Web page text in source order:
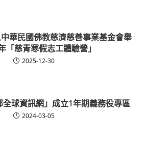
中華民國佛教慈濟慈善事業基金會舉
「慈青寒假志工體驗營」
2025-12-30
球資訊網」成立1年期義務役專區
2024-03-05